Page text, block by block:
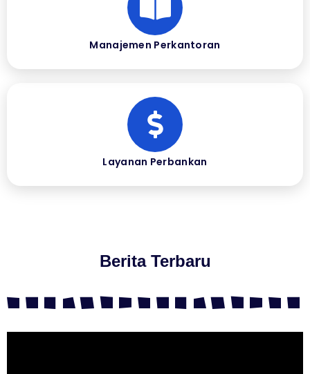
Manajemen Perkantoran
Layanan Perbankan
Berita Terbaru